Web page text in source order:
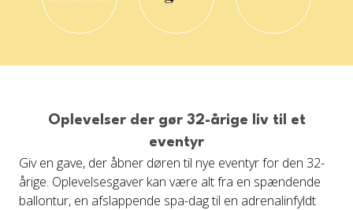
Oplevelser der gør 32-årige liv til et
eventyr
Giv en gave, der åbner døren til nye eventyr for den 32-
årige. Oplevelsesgaver kan være alt fra en spændende
ballontur, en afslappende spa-dag til en adrenalinfyldt